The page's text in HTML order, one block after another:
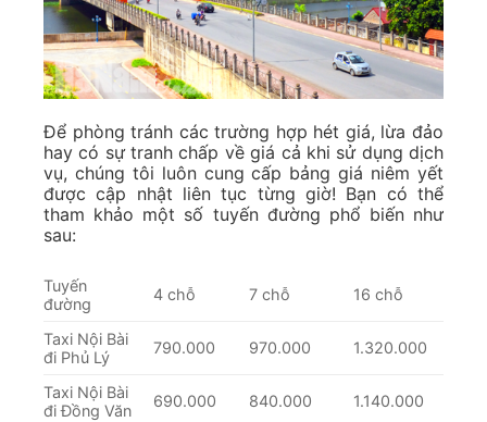
Để phòng tránh các trường hợp hét giá, lừa đảo
hay có sự tranh chấp về giá cả khi sử dụng dịch
vụ, chúng tôi luôn cung cấp bảng giá niêm yết
được cập nhật liên tục từng giờ! Bạn có thể
tham khảo một số tuyến đường phổ biến như
sau:
Tuyến
đường
4 chỗ 7 chỗ 16 chỗ
Taxi Nội Bài
đi Phủ Lý
790.000 970.000 1.320.000
Taxi Nội Bài
đi Đồng Văn
690.000 840.000 1.140.000